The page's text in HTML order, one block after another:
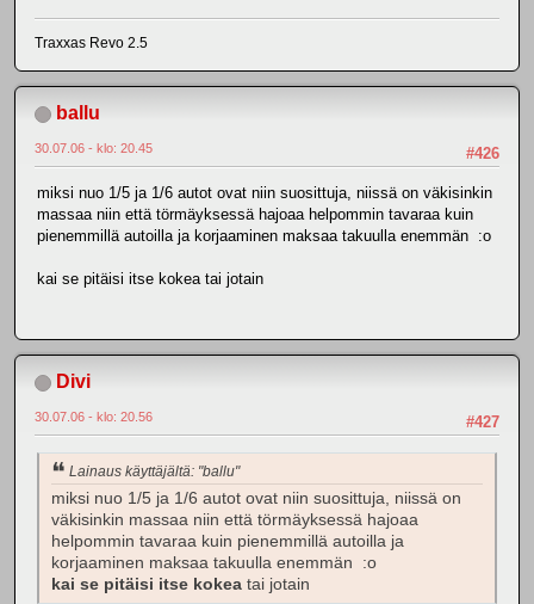
Traxxas Revo 2.5
ballu
#426
30.07.06 - klo: 20.45
miksi nuo 1/5 ja 1/6 autot ovat niin suosittuja, niissä on väkisinkin
massaa niin että törmäyksessä hajoaa helpommin tavaraa kuin
pienemmillä autoilla ja korjaaminen maksaa takuulla enemmän :o
kai se pitäisi itse kokea tai jotain
Divi
#427
30.07.06 - klo: 20.56
Lainaus käyttäjältä: "ballu"
miksi nuo 1/5 ja 1/6 autot ovat niin suosittuja, niissä on
väkisinkin massaa niin että törmäyksessä hajoaa
helpommin tavaraa kuin pienemmillä autoilla ja
korjaaminen maksaa takuulla enemmän :o
kai se pitäisi itse kokea tai jotain